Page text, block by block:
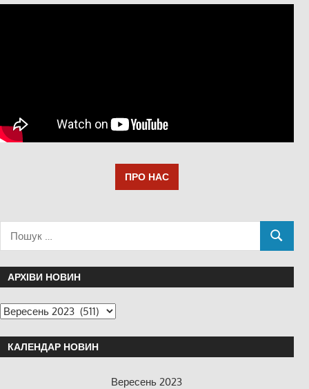
ПРО НАС
АРХІВИ НОВИН
КАЛЕНДАР НОВИН
Вересень 2023